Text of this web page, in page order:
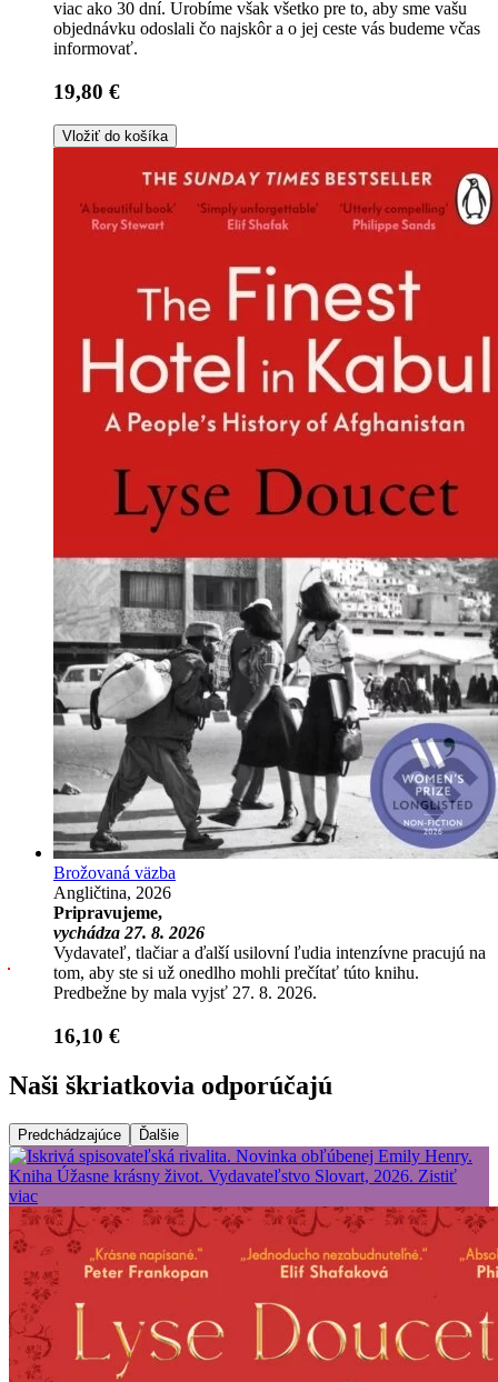
viac ako 30 dní. Urobíme však všetko pre to, aby sme vašu
objednávku odoslali čo najskôr a o jej ceste vás budeme včas
informovať.
19,80 €
Vložiť do košíka
Brožovaná väzba
Angličtina, 2026
Pripravujeme,
vychádza 27. 8. 2026
Vydavateľ, tlačiar a ďalší usilovní ľudia intenzívne pracujú na
tom, aby ste si už onedlho mohli prečítať túto knihu.
Predbežne by mala vyjsť 27. 8. 2026.
16,10 €
Naši škriatkovia odporúčajú
Predchádzajúce Ďalšie